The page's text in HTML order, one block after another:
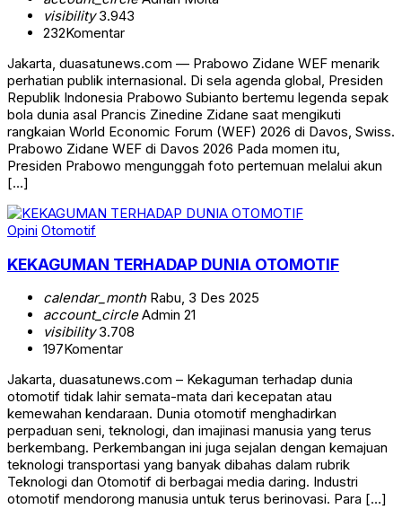
visibility3.943
232Komentar
Jakarta, duasatunews.com — Prabowo Zidane WEF menarik
perhatian publik internasional. Di sela agenda global, Presiden
Republik Indonesia Prabowo Subianto bertemu legenda sepak
bola dunia asal Prancis Zinedine Zidane saat mengikuti
rangkaian World Economic Forum (WEF) 2026 di Davos, Swiss.
Prabowo Zidane WEF di Davos 2026 Pada momen itu,
Presiden Prabowo mengunggah foto pertemuan melalui akun
[…]
Opini Otomotif
KEKAGUMAN TERHADAP DUNIA OTOMOTIF
calendar_monthRabu, 3 Des 2025
account_circleAdmin 21
visibility3.708
197Komentar
Jakarta, duasatunews.com – Kekaguman terhadap dunia
otomotif tidak lahir semata-mata dari kecepatan atau
kemewahan kendaraan. Dunia otomotif menghadirkan
perpaduan seni, teknologi, dan imajinasi manusia yang terus
berkembang. Perkembangan ini juga sejalan dengan kemajuan
teknologi transportasi yang banyak dibahas dalam rubrik
Teknologi dan Otomotif di berbagai media daring. Industri
otomotif mendorong manusia untuk terus berinovasi. Para […]